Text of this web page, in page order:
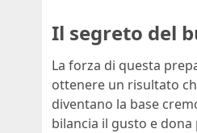
Il segreto del
La forza di questa
ottenere un risultato
diventano la base
bilancia il gusto e